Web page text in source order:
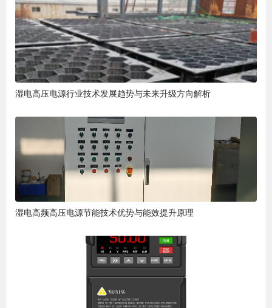
湿电高压电源行业技术发展趋势与未来升级方向解析
湿电高频高压电源节能技术优势与能效提升原理